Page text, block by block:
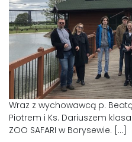
Konkurs
Wraz z wychowawcą p.
Piotrem i Ks. Dariuszem
ZOO SAFARI w Borysewie. […]